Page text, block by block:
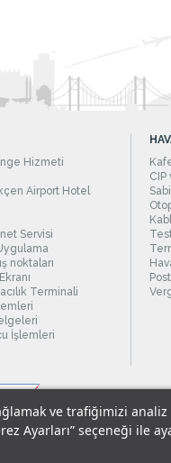
ve trafiğimizi analiz
Ayarları” seçeneği ile
Hizmeti
Airport Hotel
Servisi
noktaları
Terminali
İşlemleri